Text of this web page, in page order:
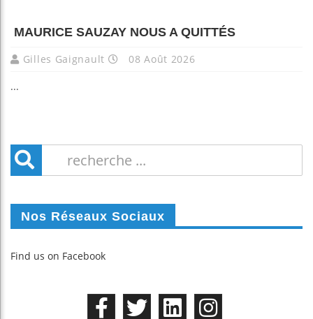
MAURICE SAUZAY NOUS A QUITTÉS
Gilles Gaignault 08 Août 2026
...
Nos Réseaux Sociaux
Find us on Facebook